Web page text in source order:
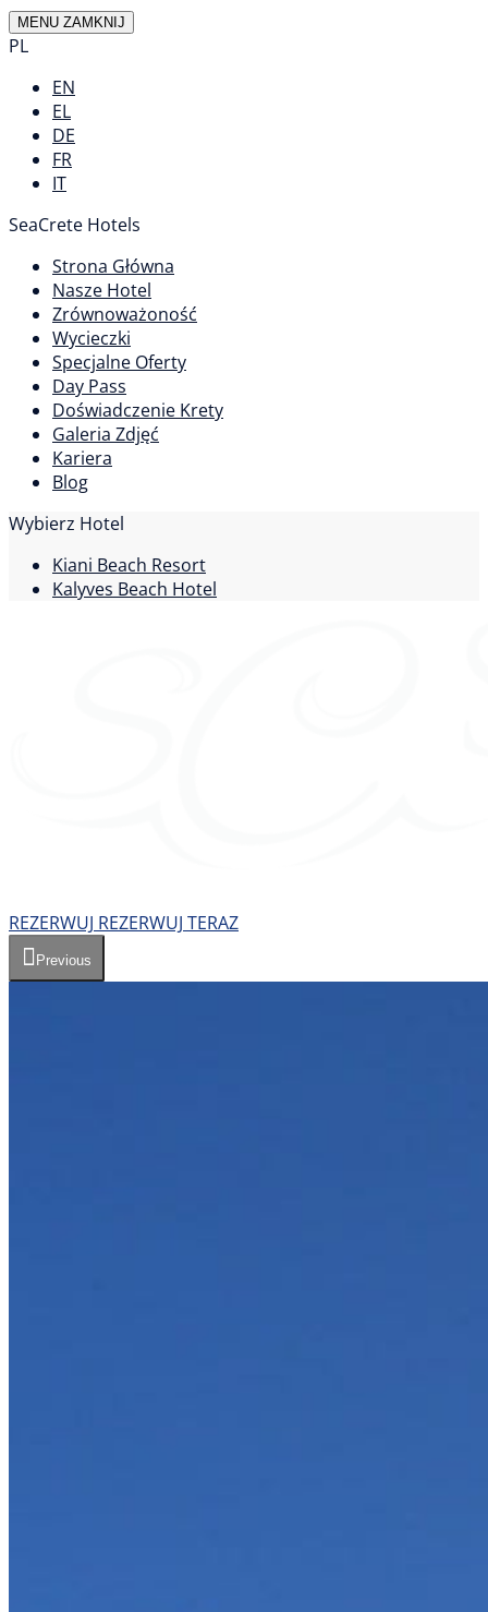
MENU ZAMKNIJ
PL
EN
EL
DE
FR
IT
SeaCrete Hotels
Strona Główna
Nasze Hotel
Zrównoważoność
Wycieczki
Specjalne Oferty
Day Pass
Doświadczenie Krety
Galeria Zdjęć
Kariera
Blog
Wybierz Hotel
Kiani Beach Resort
Kalyves Beach Hotel
REZERWUJ REZERWUJ TERAZ
Previous